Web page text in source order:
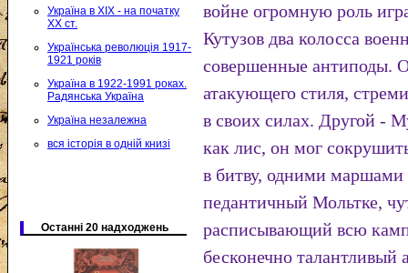
Україна в XIX - на початку
XX ст.
Українська революція 1917-
1921 років
Україна в 1922-1991 роках.
Радянська Україна
Україна незалежна
вся історія в одній книзі
Останні 20 надходжень
войне огромную роль
Кутузов два колосса
совершенные антиподы.
атакующего стиля,
в своих силах. Другой -
как лис, он мог
в битву, одними
педантичный Мольтке,
расписывающий всю
бесконечно талантливый